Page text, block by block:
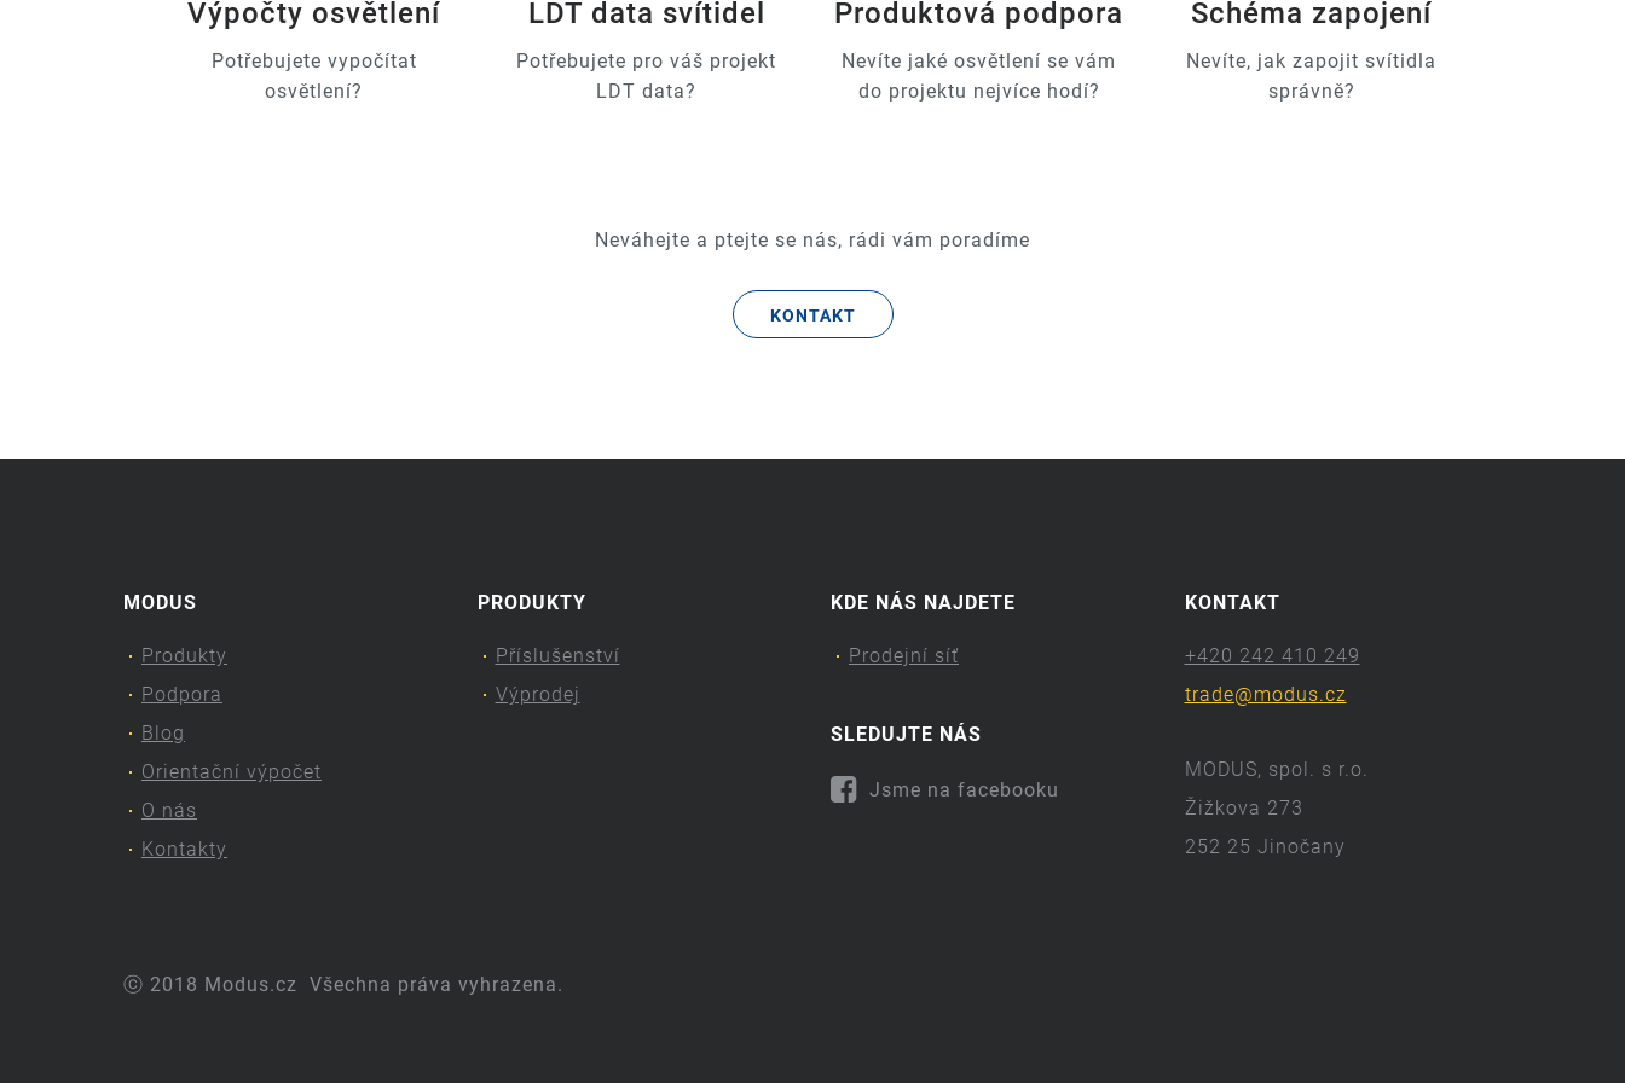
Výpočty osvětlení
Potřebujete vypočítat
osvětlení?
LDT data svítidel
Potřebujete pro váš projekt
LDT data?
Produktová podpora
Nevíte jaké osvětlení se vám
do projektu nejvíce hodí?
Schéma zapojení
Nevíte, jak zapojit svítidla
správně?
Neváhejte a ptejte se nás, rádi vám poradíme
KONTAKT
MODUS
Produkty
Podpora
Blog
Orientační výpočet
O nás
Kontakty
PRODUKTY
Příslušenství
Výprodej
KDE NÁS NAJDETE
Prodejní síť
SLEDUJTE NÁS
Jsme na facebooku
KONTAKT
+420 242 410 249
trade@modus.cz
MODUS, spol. s r.o.
Žižkova 273
252 25 Jinočany
ⓒ 2018 Modus.cz Všechna práva vyhrazena.